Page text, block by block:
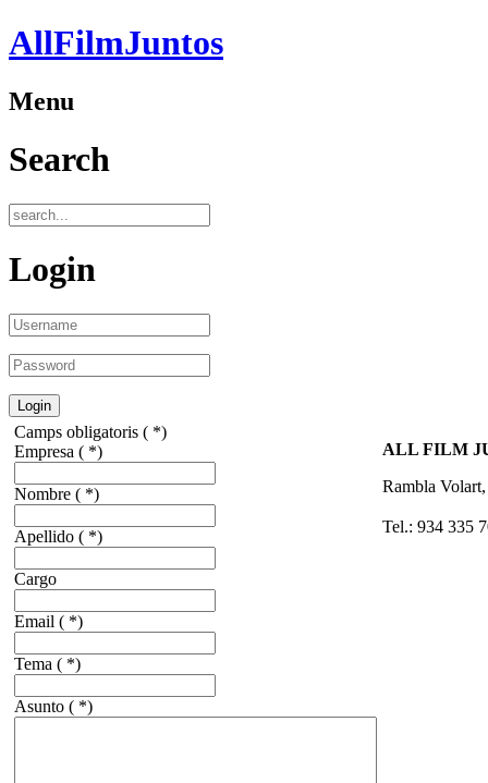
AllFilmJuntos
Menu
Search
Login
Camps obligatoris ( *)
Empresa ( *)
Nombre ( *)
Apellido ( *)
Cargo
Email ( *)
Tema ( *)
Asunto ( *)
ALL FILM
Rambla
Tel.: 934 335